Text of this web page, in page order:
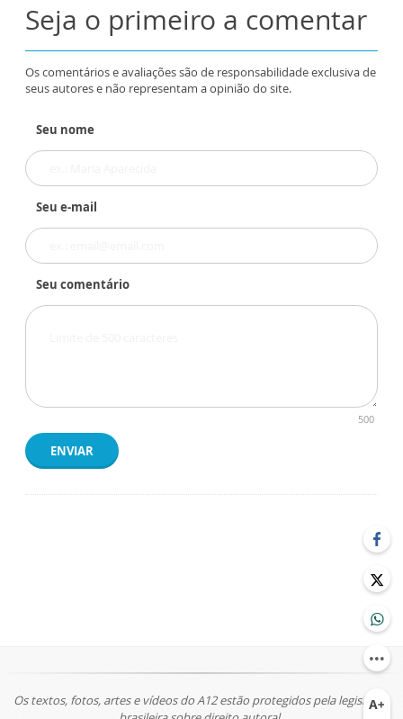
Seja o primeiro a comentar
Os comentários e avaliações são de responsabilidade exclusiva de
seus autores e não representam a opinião do site.
Seu nome
Seu e-mail
Seu comentário
500
ENVIAR
Os textos, fotos, artes e vídeos do A12 estão protegidos pela legislação